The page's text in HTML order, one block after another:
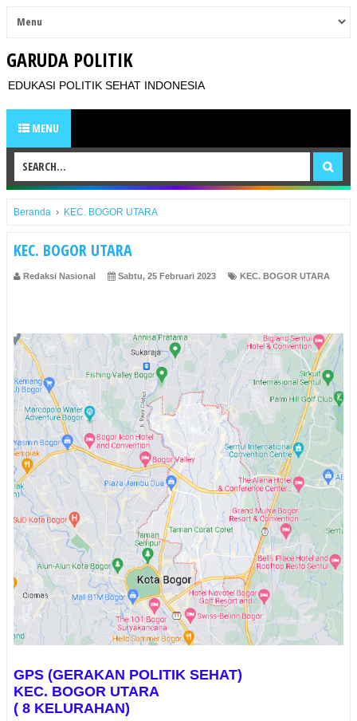
GARUDA POLITIK
EDUKASI POLITIK SEHAT INDONESIA
MENU
Beranda › KEC. BOGOR UTARA
KEC. BOGOR UTARA
Redaksi Nasional Sabtu, 25 Februari 2023 KEC. BOGOR UTARA
GPS (GERAKAN POLITIK SEHAT)
KEC. BOGOR UTARA
( 8 KELURAHAN)